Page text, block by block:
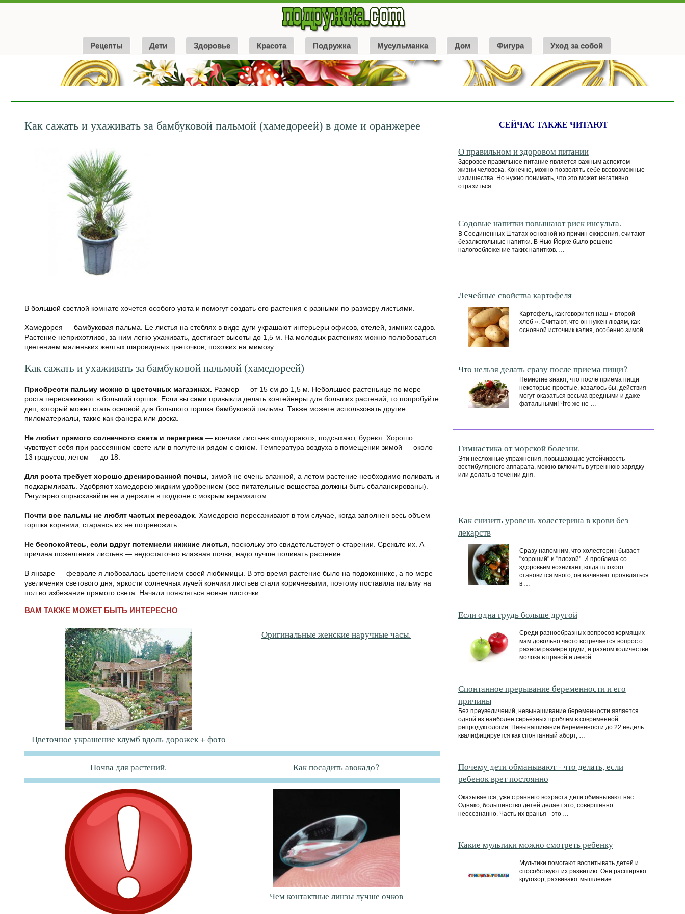
Рецепты Дети Здоровье Красота Подружка Мусульманка Дом Фигура Уход за собой
Как сажать и ухаживать за бамбуковой пальмой (хамедореей) в доме и оранжерее
В большой светлой комнате хочется особого уюта и помогут создать его растения с разными по размеру листьями.
Хамедорея — бамбуковая пальма. Ее листья на стеблях в виде дуги украшают интерьеры офисов, отелей, зимних садов.
Растение неприхотливо, за ним легко ухаживать, достигает высоты до 1,5 м. На молодых растениях можно полюбоваться
цветением маленьких желтых шаровидных цветочков, похожих на мимозу.
Как сажать и ухаживать за бамбуковой пальмой (хамедореей)
Приобрести пальму можно в цветочных магазинах. Размер — от 15 см до 1,5 м. Небольшое растеньице по мере
роста пересаживают в больший горшок. Если вы сами привыкли делать контейнеры для больших растений, то попробуйте
двп, который может стать основой для большого горшка бамбуковой пальмы. Также можете использовать другие
пиломатериалы, такие как фанера или доска.
Не любит прямого солнечного света и перегрева — кончики листьев «подгорают», подсыхают, буреют. Хорошо
чувствует себя при рассеянном свете или в полутени рядом с окном. Температура воздуха в помещении зимой — около
13 градусов, летом — до 18.
Для роста требует хорошо дренированной почвы, зимой не очень влажной, а летом растение необходимо поливать и
подкармливать. Удобряют хамедорею жидким удобрением (все питательные вещества должны быть сбалансированы).
Регулярно опрыскивайте ее и держите в поддоне с мокрым керамзитом.
Почти все пальмы не любят частых пересадок. Хамедорею пересаживают в том случае, когда заполнен весь объем
горшка корнями, стараясь их не потревожить.
Не беспокойтесь, если вдруг потемнели нижние листья, поскольку это свидетельствует о старении. Срежьте их. А
причина пожелтения листьев — недостаточно влажная почва, надо лучше поливать растение.
В январе — феврале я любовалась цветением своей любимицы. В это время растение было на подоконнике, а по мере
увеличения светового дня, яркости солнечных лучей кончики листьев стали коричневыми, поэтому поставила пальму на
пол во избежание прямого света. Начали появляться новые листочки.
ВАМ ТАКЖЕ МОЖЕТ БЫТЬ ИНТЕРЕСНО
Цветочное украшение клумб вдоль дорожек + фото
Оригинальные женские наручные часы.
Почва для растений. Как посадить авокадо?
Чем контактные линзы лучше очков
СЕЙЧАС ТАКЖЕ ЧИТАЮТ
О правильном и здоровом питании
Здоровое правильное питание является важным аспектом
жизни человека. Конечно, можно позволять себе всевозможные
излишества. Но нужно понимать, что это может негативно
отразиться …
Содовые напитки повышают риск инсульта.
В Соединенных Штатах основной из причин ожирения, считают
безалкогольные напитки. В Нью-Йорке было решено
налогообложение таких напитков. …
Лечебные свойства картофеля
Картофель, как говорится наш « второй
хлеб ». Считают, что он нужен людям, как
основной источник калия, особенно зимой.
…
Что нельзя делать сразу после приема пищи?
Немногие знают, что после приема пищи
некоторые простые, казалось бы, действия
могут оказаться весьма вредными и даже
фатальными! Что же не …
Гимнастика от морской болезни.
Эти несложные упражнения, повышающие устойчивость
вестибулярного аппарата, можно включить в утреннюю зарядку
или делать в течении дня.
…
Как снизить уровень холестерина в крови без
лекарств
Сразу напомним, что холестерин бывает
"хороший" и "плохой". И проблема со
здоровьем возникает, когда плохого
становится много, он начинает проявляться
в …
Если одна грудь больше другой
Среди разнообразных вопросов кормящих
мам довольно часто встречается вопрос о
разном размере груди, и разном количестве
молока в правой и левой …
Спонтанное прерывание беременности и его
причины
Без преувеличений, невынашивание беременности является
одной из наиболее серьёзных проблем в современной
репродуктологии. Невынашивание беременности до 22 недель
квалифицируется как спонтанный аборт, …
Почему дети обманывают - что делать, если
ребенок врет постоянно
Оказывается, уже с раннего возраста дети обманывают нас.
Однако, большинство детей делает это, совершенно
неосознанно. Часть их вранья - это …
Какие мультики можно смотреть ребенку
Мультики помогают воспитывать детей и
способствуют их развитию. Они расширяют
кругозор, развивают мышление. …